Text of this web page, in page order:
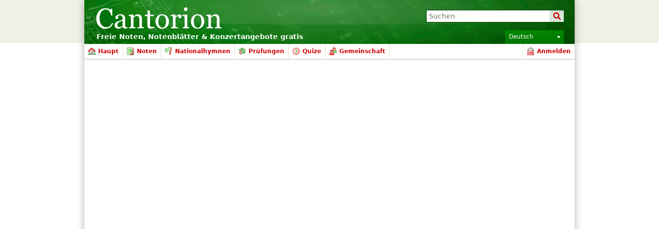
Freie Noten, Notenblätter & Konzertangebote gratis Deutsch
Haupt Noten Nationalhymnen Prüfungen Quize Gemeinschaft Anmelden